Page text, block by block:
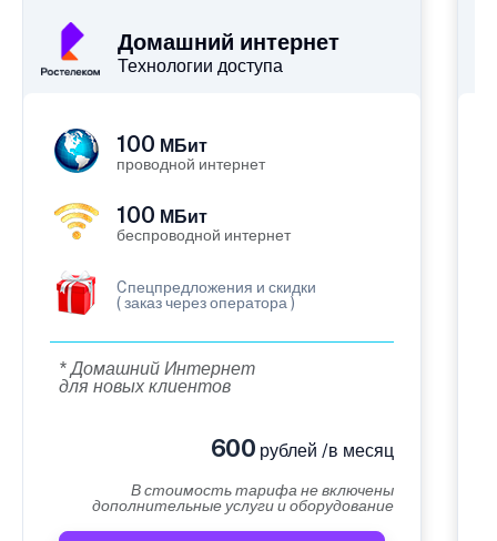
Домашний интернет
Технологии доступа
100 МБит
проводной интернет
100 МБит
беспроводной интернет
Cпецпредложения и скидки
( заказ через оператора )
* Домашний Интернет
для новых клиентов
600 рублей /в месяц
В стоимость тарифа не включены
дополнительные услуги и оборудование